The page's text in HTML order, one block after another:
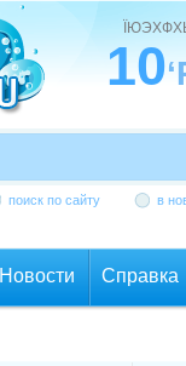
10
поиск по сайту в
Новости Справка